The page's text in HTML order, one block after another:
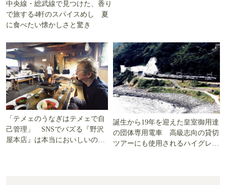
中央線・総武線で見つけた、香り
で旅する4軒のスパイスめし 夏
に食べたい懐かしさと驚き
「テメェのうなぎはテメェで自
己管理」 SNSでバズる『野沢
屋本店』は本当においしいの
誕生から19年を迎えた皇室御用達
の団体専用電車 高級志向の貸切
ツアーにも使用されるハイグレー